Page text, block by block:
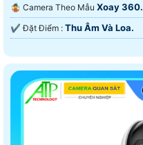
🤹 Camera Theo Mẫu Xoay 360.
️✔️ Đặt Điểm : Thu Âm Và Loa.